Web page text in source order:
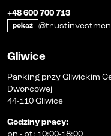
+48 600 700 713
pokaż
Gliwice
Parking przy Gliwickim
Dworcowej
44-110 Gliwice
Godziny pracy:
pn - pt: 10:00-18:00